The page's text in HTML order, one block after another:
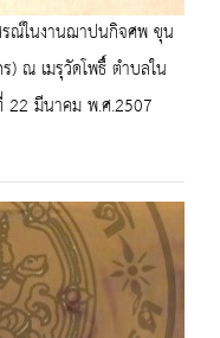
ณ์ในงานฌาปนกิจศพ ขุน
ณ เมรุวัดโพธื์ ตำบลใน
22 มีนาคม พ.ศ.2507